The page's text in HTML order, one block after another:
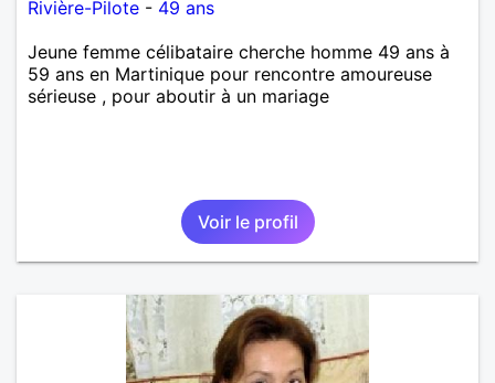
Rivière-Pilote - 49 ans
Jeune femme célibataire cherche homme 49 ans à
59 ans en Martinique pour rencontre amoureuse
sérieuse , pour aboutir à un mariage
Voir le profil